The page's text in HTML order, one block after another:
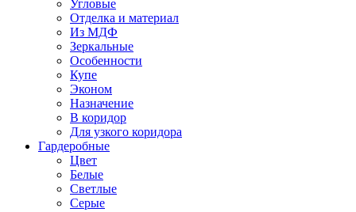
Угловые
Отделка и материал
Из МДФ
Зеркальные
Особенности
Купе
Эконом
Назначение
В коридор
Для узкого коридора
Гардеробные
Цвет
Белые
Светлые
Серые